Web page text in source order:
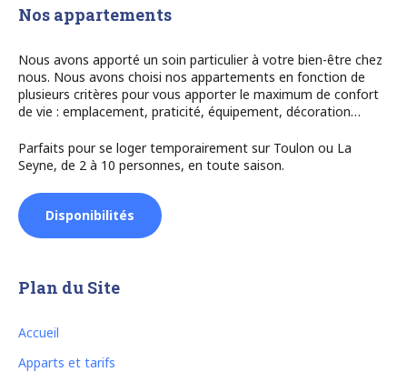
Nos appartements
Nous avons apporté un soin particulier à votre bien-être chez
nous. Nous avons choisi nos appartements en fonction de
plusieurs critères pour vous apporter le maximum de confort
de vie : emplacement, praticité, équipement, décoration…
Parfaits pour se loger temporairement sur Toulon ou La
Seyne, de 2 à 10 personnes, en toute saison.
Disponibilités
Plan du Site
Accueil
Apparts et tarifs